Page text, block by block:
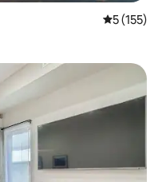
औसत रेटिंग 5
5 (155)